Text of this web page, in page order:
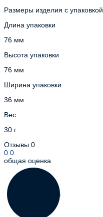
Размеры изделия с упаковкой
Длина упаковки
76 мм
Высота упаковки
76 мм
Ширина упаковки
36 мм
Вес
30 г
Отзывы 0
0.0
общая оценка